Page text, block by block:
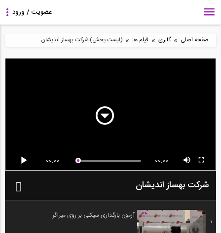
صفحه اصلی » گالری » فیلم ها » (لیست پخش) شرکت بهساز اندیشان
00:00 00:00
شرکت بهساز اندیشان
1
آزمون بارگذاری سیکلی بر روی میراگر...